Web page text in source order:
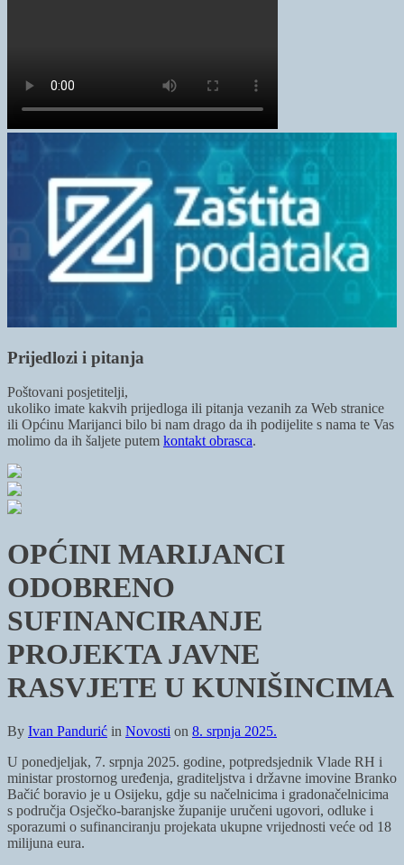
Prijedlozi i pitanja
Poštovani posjetitelji,
ukoliko imate kakvih prijedloga ili pitanja vezanih za Web stranice
ili Općinu Marijanci bilo bi nam drago da ih podijelite s nama te Vas
molimo da ih šaljete putem kontakt obrasca.
OPĆINI MARIJANCI
ODOBRENO
SUFINANCIRANJE
PROJEKTA JAVNE
RASVJETE U KUNIŠINCIMA
By Ivan Pandurić in Novosti on 8. srpnja 2025.
U ponedjeljak, 7. srpnja 2025. godine, potpredsjednik Vlade RH i
ministar prostornog uređenja, graditeljstva i državne imovine Branko
Bačić boravio je u Osijeku, gdje su načelnicima i gradonačelnicima
s područja Osječko-baranjske županije uručeni ugovori, odluke i
sporazumi o sufinanciranju projekata ukupne vrijednosti veće od 18
milijuna eura.